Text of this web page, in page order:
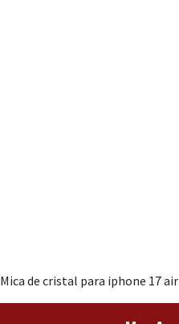
Mica de cristal para iphone 17